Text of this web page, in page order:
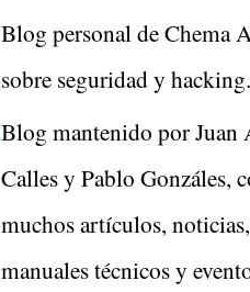
Blog personal de Chema
sobre seguridad y hacking.
Blog mantenido por Juan
Calles y Pablo Gonzáles,
muchos artículos, noticias,
manuales técnicos y